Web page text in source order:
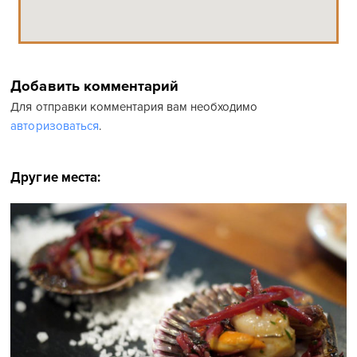
Добавить комментарий
Для отправки комментария вам необходимо
авторизоваться.
Другие места: